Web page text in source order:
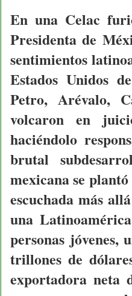
En una Celac
Presidenta de
sentimientos
Estados Unidos
Petro, Arévalo,
volcaron en
haciéndolo
brutal
mexicana se
escuchada más
una
personas
trillones de
exportadora neta